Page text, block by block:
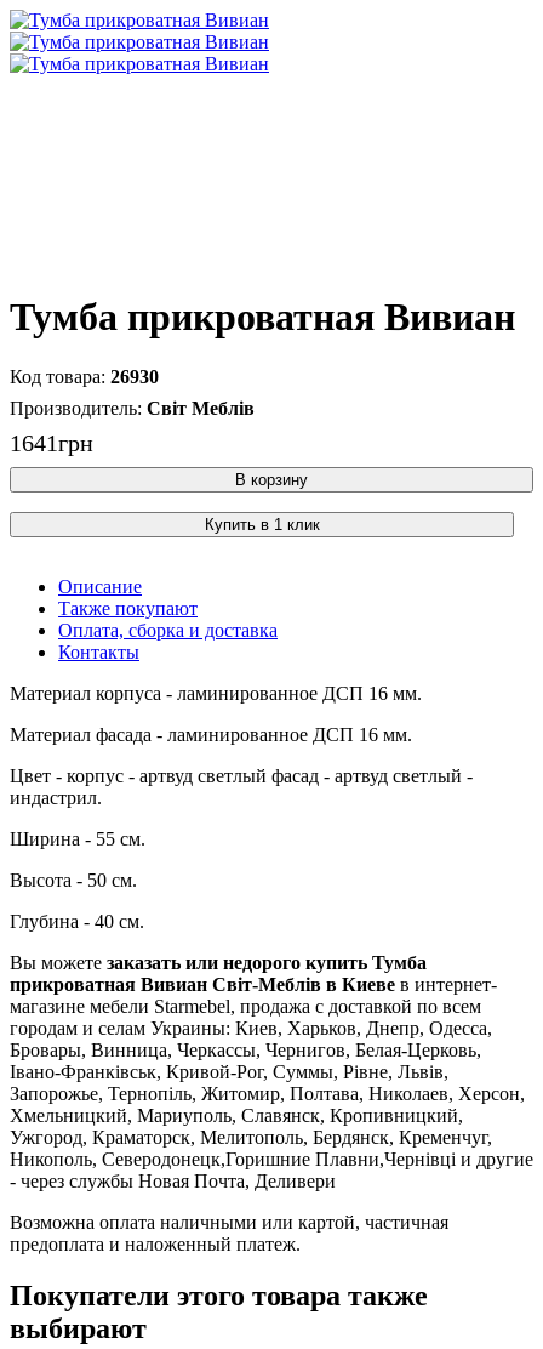
Тумба прикроватная Вивиан
26930
Світ Меблів
1641грн
В корзину
Купить в 1 клик
Описание
Также покупают
Оплата, сборка и доставка
Контакты
Материал корпуса - ламинированное ДСП 16 мм.
Материал фасада - ламинированное ДСП 16 мм.
Цвет - корпус - артвуд светлый фасад - артвуд светлый -
индастрил.
Ширина - 55 см.
Высота - 50 см.
Глубина - 40 см.
Вы можете заказать или недорого купить Тумба
прикроватная Вивиан Світ-Меблів в Киеве в интернет-
магазине мебели Starmebel, продажа с доставкой по всем
городам и селам Украины: Киев, Харьков, Днепр, Одесса,
Бровары, Винница, Черкассы, Чернигов, Белая-Церковь,
Івано-Франківськ, Кривой-Рог, Суммы, Рівне, Львів,
Запорожье, Тернопіль, Житомир, Полтава, Николаев, Херсон,
Хмельницкий, Мариуполь, Славянск, Кропивницкий,
Ужгород, Краматорск, Мелитополь, Бердянск, Кременчуг,
Никополь, Северодонецк,Горишние Плавни,Чернівці и другие
- через службы Новая Почта, Деливери
Возможна оплата наличными или картой, частичная
предоплата и наложенный платеж.
Покупатели этого товара также
выбирают